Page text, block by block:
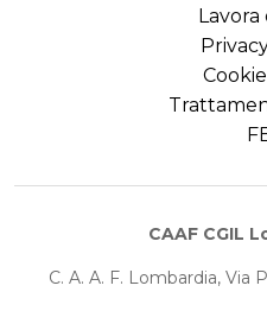
CAAF CGIL
C. A. A. F. Lombardia, Via